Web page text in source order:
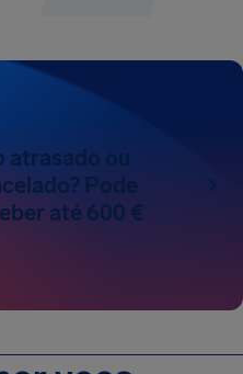
atrasado ou
Pode
até 600 €